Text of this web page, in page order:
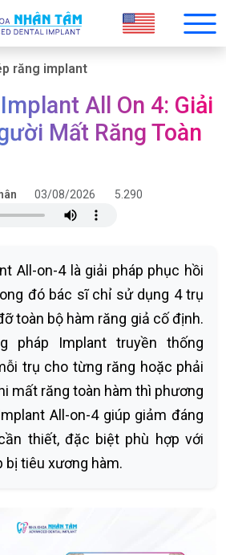
răng implant
All On 4: Giải
Mất Răng Toàn
03/08/2026 5.290
All-on-4 là giải pháp phục hồi
đó bác sĩ chỉ sử dụng 4 trụ
toàn bộ hàm răng giả cố định.
pháp Implant truyền thống
trụ cho từng răng hoặc phải
mất răng toàn hàm thì phương
All-on-4 giúp giảm đáng
thiết, đặc biệt phù hợp với
bị tiêu xương hàm.